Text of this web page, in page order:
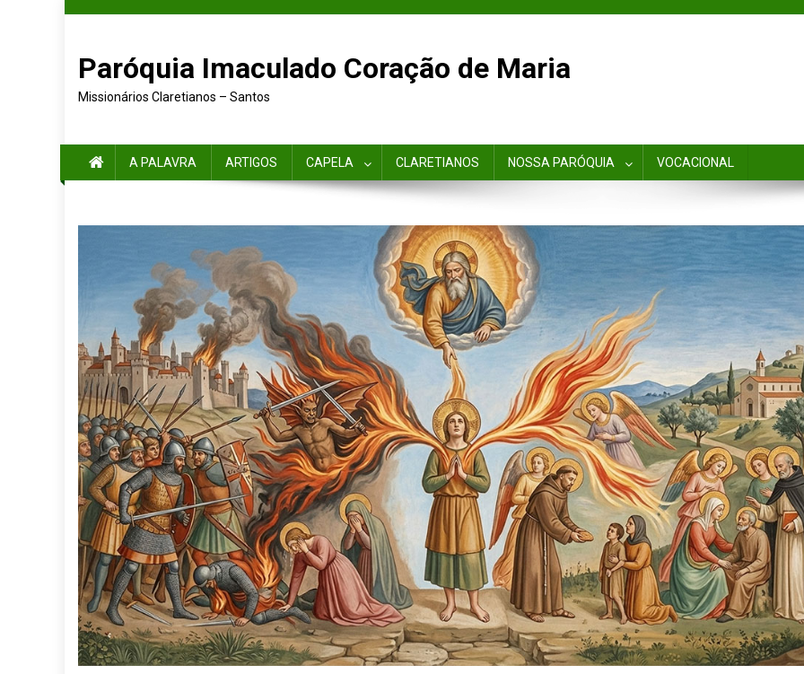
Paróquia Imaculado Coração de Maria
Missionários Claretianos – Santos
A PALAVRA ARTIGOS CAPELA CLARETIANOS NOSSA PARÓQUIA VOCACIONAL